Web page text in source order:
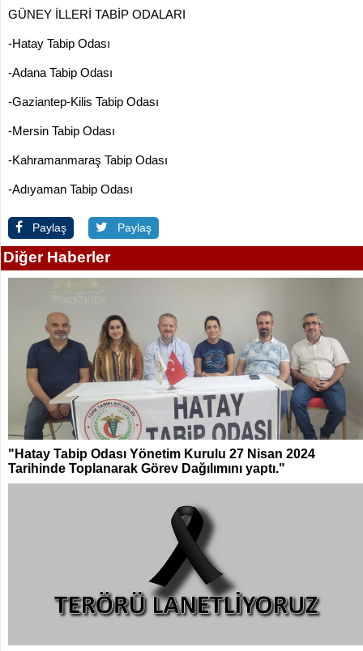
GÜNEY İLLERİ TABİP ODALARI
-Hatay Tabip Odası
-Adana Tabip Odası
-Gaziantep-Kilis Tabip Odası
-Mersin Tabip Odası
-Kahramanmaraş Tabip Odası
-Adıyaman Tabip Odası
Paylaş Paylaş
Diğer Haberler
"Hatay Tabip Odası Yönetim Kurulu 27 Nisan 2024
Tarihinde Toplanarak Görev Dağılımını yaptı."